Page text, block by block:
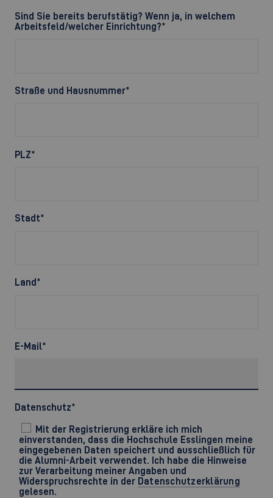
Sind Sie bereits berufstätig? Wenn ja, in welchem
Arbeitsfeld/welcher Einrichtung?*
Straße und Hausnummer*
PLZ*
Stadt*
Land *
E-Mail*
Datenschutz*
einverstanden, dass die Hochschule Esslingen meine
eingegebenen Daten speichert und ausschließlich für
die Alumni-Arbeit verwendet. Ich habe die Hinweise
zur Verarbeitung meiner Angaben und
Widerspruchsrechte in der Datenschutzerklärung
gelesen.